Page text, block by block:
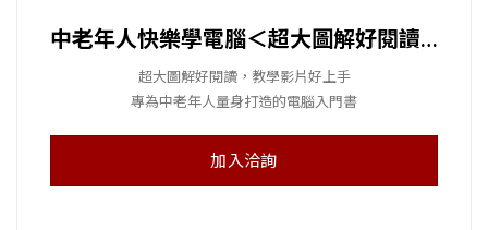
中老年人快樂學電腦＜超大圖解好閱讀，教學影片好上手＞
超大圖解好閱讀，教學影片好上手
專為中老年人量身打造的電腦入門書
加入洽詢